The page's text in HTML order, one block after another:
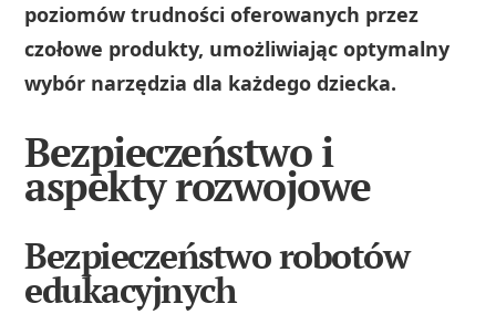
poziomów trudności oferowanych przez
czołowe produkty, umożliwiając optymalny
wybór narzędzia dla każdego dziecka.
Bezpieczeństwo i
aspekty rozwojowe
Bezpieczeństwo robotów
edukacyjnych